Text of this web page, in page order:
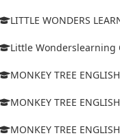
LITTLE WONDERS
Little Wonderslearning
MONKEY TREE
MONKEY TREE
MONKEY TREE